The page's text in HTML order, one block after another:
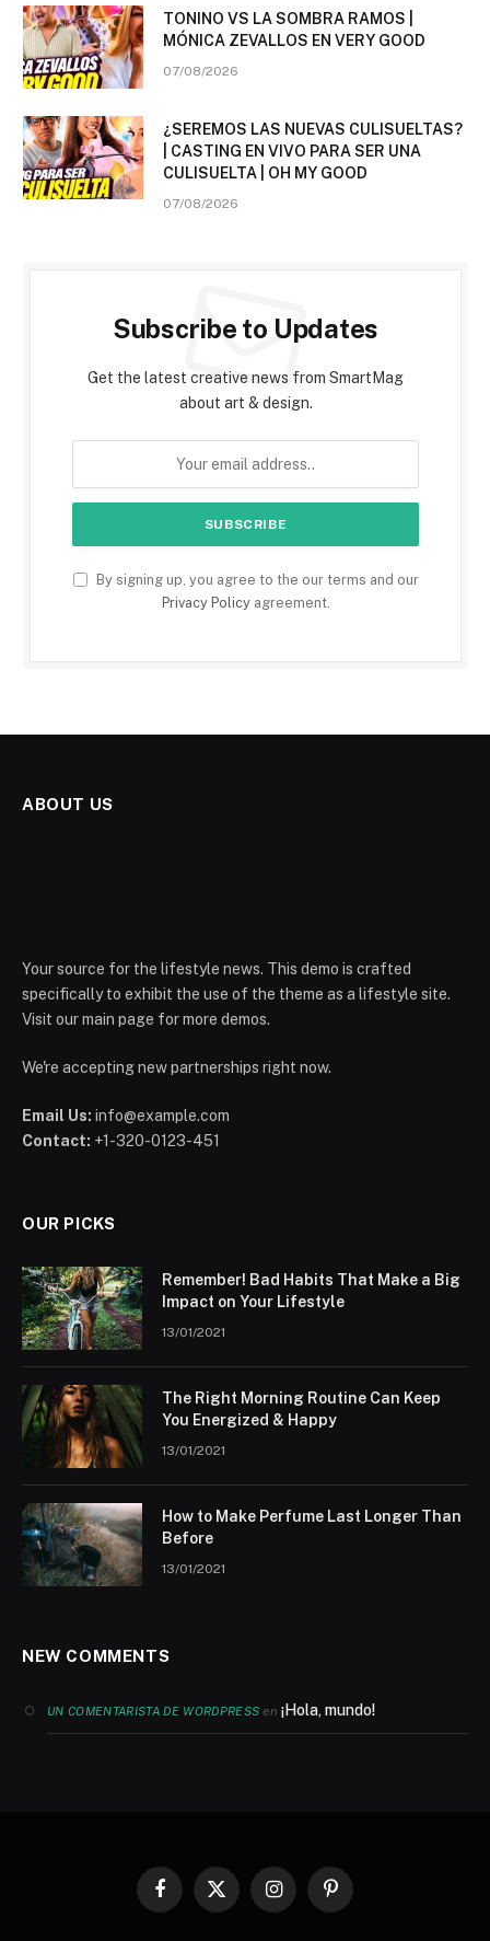
TONINO VS LA SOMBRA RAMOS |
MÓNICA ZEVALLOS EN VERY GOOD
07/08/2026
¿SEREMOS LAS NUEVAS CULISUELTAS?
| CASTING EN VIVO PARA SER UNA
CULISUELTA | OH MY GOOD
07/08/2026
Subscribe to Updates
Get the latest creative news from SmartMag
about art & design.
By signing up, you agree to the our terms and our
Privacy Policyagreement.
ABOUT US
Your source for the lifestyle news. This demo is crafted
specifically to exhibit the use of the theme as a lifestyle site.
Visit our main page for more demos.
We're accepting new partnerships right now.
Email Us: info@example.com
Contact: +1-320-0123-451
OUR PICKS
Remember! Bad Habits That Make a Big
Impact on Your Lifestyle
13/01/2021
The Right Morning Routine Can Keep
You Energized & Happy
13/01/2021
How to Make Perfume Last Longer Than
Before
13/01/2021
NEW COMMENTS
UN COMENTARISTA DE WORDPRESS en¡Hola, mundo!
Facebook
X
InstagramPinterest